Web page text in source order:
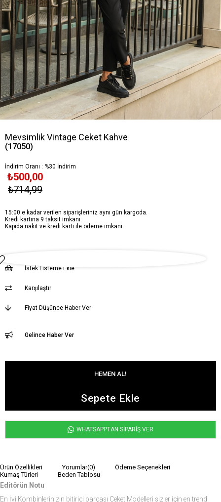
Mevsimlik Vintage Ceket Kahve
(17050)
İndirim Oranı : %30 İndirim
₺714,99
₺500,00
15:00 e kadar verilen siparişleriniz aynı gün kargoda.
Kredi kartına 9 taksit imkanı.
Kapıda nakit ve kredi kartı ile ödeme imkanı.
İstek Listeme Ekle
Karşılaştır
Fiyat Düşünce Haber Ver
Gelince Haber Ver
WHATSAPPTAN SİPARİŞ VER
Ürün Özellikleri Yorumlar(0)
Ödeme Seçenekleri
Kumaş Türleri
Beden Tablosu
Editörün Notu
En İyi Kombinlerinizin bitirici parçası Ceket Modelleri sizler için en trend